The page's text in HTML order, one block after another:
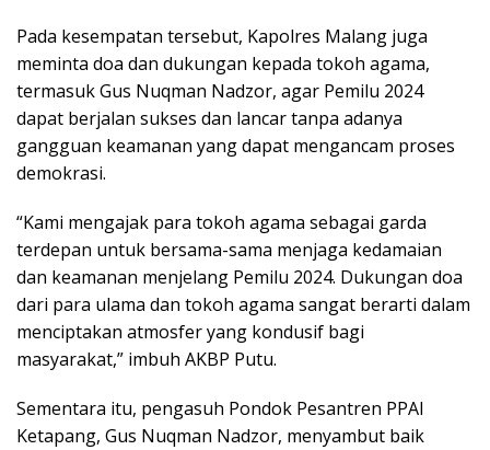
Pada kesempatan tersebut, Kapolres Malang juga
meminta doa dan dukungan kepada tokoh agama,
termasuk Gus Nuqman Nadzor, agar Pemilu 2024
dapat berjalan sukses dan lancar tanpa adanya
gangguan keamanan yang dapat mengancam proses
demokrasi.
“Kami mengajak para tokoh agama sebagai garda
terdepan untuk bersama-sama menjaga kedamaian
dan keamanan menjelang Pemilu 2024. Dukungan doa
dari para ulama dan tokoh agama sangat berarti dalam
menciptakan atmosfer yang kondusif bagi
masyarakat,” imbuh AKBP Putu.
Sementara itu, pengasuh Pondok Pesantren PPAI
Ketapang, Gus Nuqman Nadzor, menyambut baik